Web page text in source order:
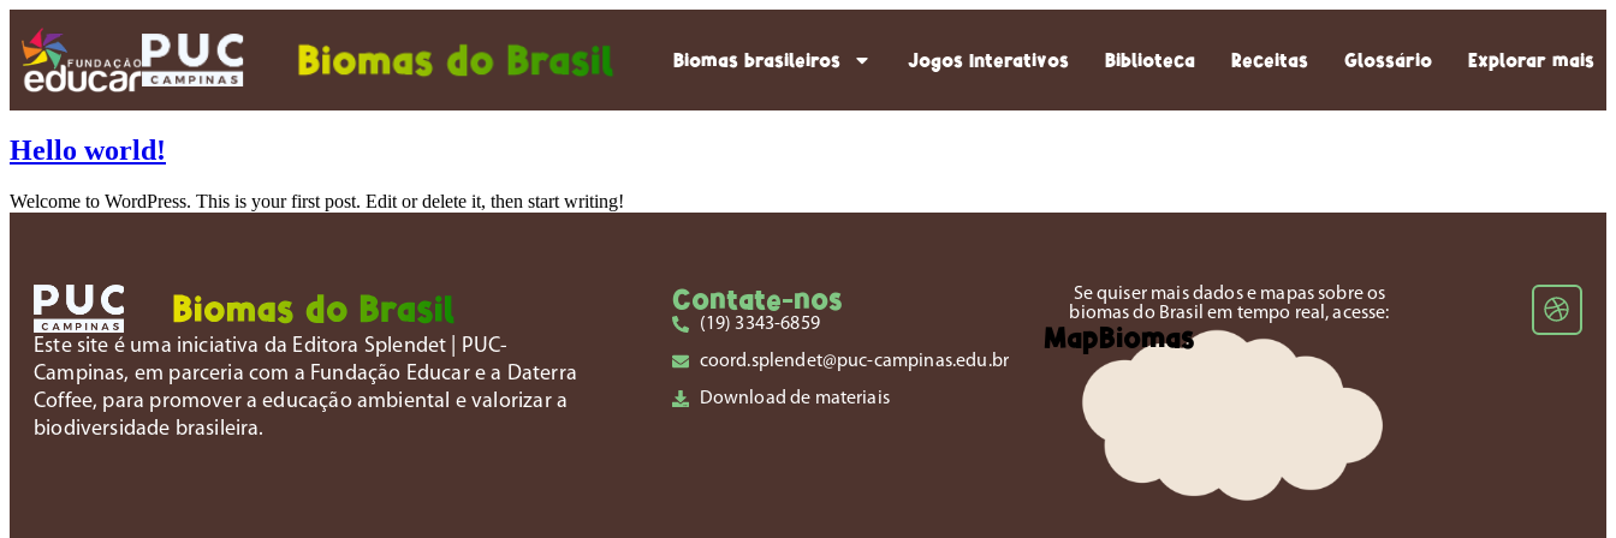
Biomas brasileiros Jogos Interativos Biblioteca Receitas Glossário Explorar mais
Hello world!
Welcome to WordPress. This is your first post. Edit or delete it, then start writing!
Este site é uma iniciativa da Editora Splendet | PUC-
Campinas, em parceria com a Fundação Educar e a Daterra
Coffee, para promover a educação ambiental e valorizar a
biodiversidade brasileira.
Contate-nos
(19) 3343-6859
coord.splendet@puc-campinas.edu.br
Download de materiais
Se quiser mais dados e mapas sobre os
biomas do Brasil em tempo real, acesse:
MapBiomas